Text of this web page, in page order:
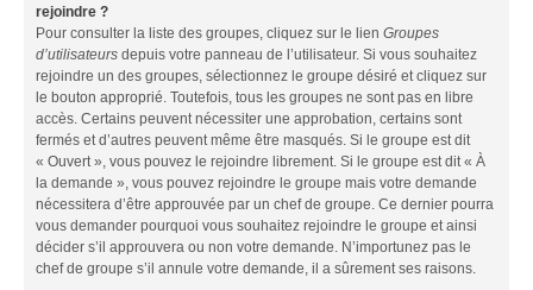
rejoindre ?
Pour consulter la liste des groupes, cliquez sur le lien Groupes
d’utilisateurs depuis votre panneau de l’utilisateur. Si vous souhaitez
rejoindre un des groupes, sélectionnez le groupe désiré et cliquez sur
le bouton approprié. Toutefois, tous les groupes ne sont pas en libre
accès. Certains peuvent nécessiter une approbation, certains sont
fermés et d’autres peuvent même être masqués. Si le groupe est dit
« Ouvert », vous pouvez le rejoindre librement. Si le groupe est dit « À
la demande », vous pouvez rejoindre le groupe mais votre demande
nécessitera d’être approuvée par un chef de groupe. Ce dernier pourra
vous demander pourquoi vous souhaitez rejoindre le groupe et ainsi
décider s’il approuvera ou non votre demande. N’importunez pas le
chef de groupe s’il annule votre demande, il a sûrement ses raisons.